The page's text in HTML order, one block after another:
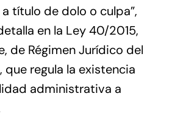
título de dolo o culpa”,
en la Ley 40/2015,
de Régimen Jurídico del
que regula la existencia
administrativa a